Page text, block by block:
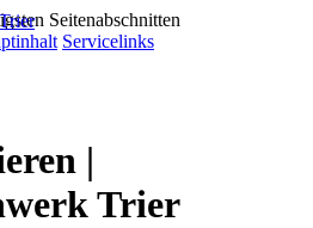
Seitenabschnitten
Servicelinks
|
Trier